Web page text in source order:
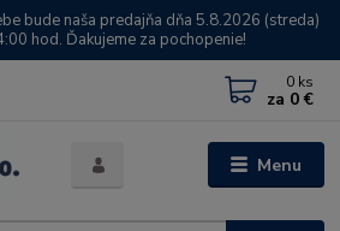
bude naša predajňa dňa 5.8.2026 (streda)
hod. Ďakujeme za pochopenie!
Menu
0 ks
za 0 €